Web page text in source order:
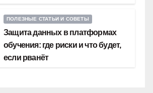
ПОЛЕЗНЫЕ СТАТЬИ И СОВЕТЫ
Защита данных в платформах
обучения: где риски и что будет,
если рванёт